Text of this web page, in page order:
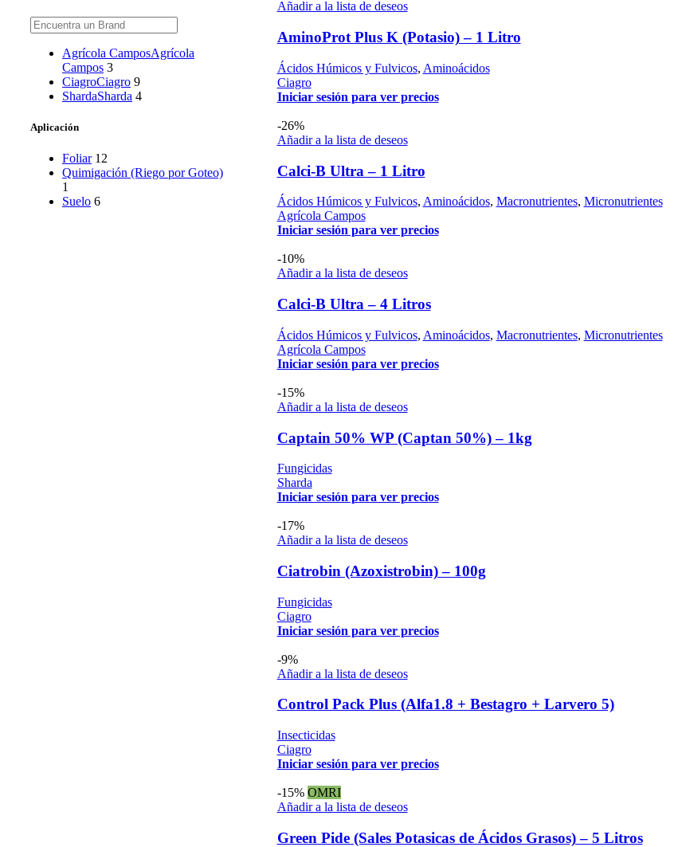
Agrícola CamposAgrícola
Campos 3
CiagroCiagro 9
ShardaSharda 4
Aplicación
Foliar 12
Quimigación (Riego por Goteo)
1
Suelo 6
Añadir a la lista de deseos
AminoProt Plus K (Potasio) – 1 Litro
Ácidos Húmicos y Fulvicos, Aminoácidos
Ciagro
Iniciar sesión para ver precios
-26%
Añadir a la lista de deseos
Calci-B Ultra – 1 Litro
Ácidos Húmicos y Fulvicos, Aminoácidos, Macronutrientes, Micronutrientes
Agrícola Campos
Iniciar sesión para ver precios
-10%
Añadir a la lista de deseos
Calci-B Ultra – 4 Litros
Ácidos Húmicos y Fulvicos, Aminoácidos, Macronutrientes, Micronutrientes
Agrícola Campos
Iniciar sesión para ver precios
-15%
Añadir a la lista de deseos
Captain 50% WP (Captan 50%) – 1kg
Fungicidas
Sharda
Iniciar sesión para ver precios
-17%
Añadir a la lista de deseos
Ciatrobin (Azoxistrobin) – 100g
Fungicidas
Ciagro
Iniciar sesión para ver precios
-9%
Añadir a la lista de deseos
Control Pack Plus (Alfa1.8 + Bestagro + Larvero 5)
Insecticidas
Ciagro
Iniciar sesión para ver precios
-15% OMRI
Añadir a la lista de deseos
Green Pide (Sales Potasicas de Ácidos Grasos) – 5 Litros